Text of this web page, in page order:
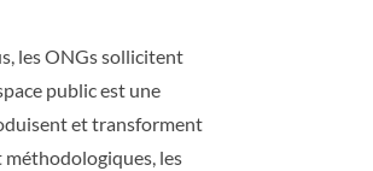
les ONGs sollicitent
public est une
et transforment
méthodologiques, les